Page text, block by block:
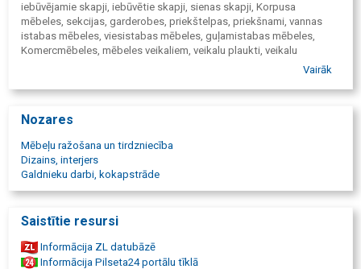
iebūvējamie skapji, iebūvētie skapji, sienas skapji, Korpusa
mēbeles, sekcijas, garderobes, priekštelpas, priekšnami, vannas
istabas mēbeles, viesistabas mēbeles, guļamistabas mēbeles,
Komercmēbeles, mēbeles veikaliem, veikalu plaukti, veikalu
dizaina projekti, Detaļu apdare, apdares pakalpojumi, MDF detaļu
nažfiniera finierēšana, masīvkoka fasāžu izgatavošana.
Vairāk
Nozares
Mēbeļu ražošana un tirdzniecība
Dizains, interjers
Galdnieku darbi, kokapstrāde
Saistītie resursi
Informācija ZL datubāzē
Informācija Pilseta24 portālu tīklā